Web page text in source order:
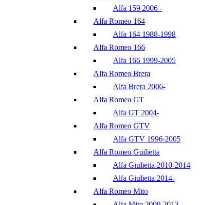
Alfa 159 2006 -
Alfa Romeo 164
Alfa 164 1988-1998
Alfa Romeo 166
Alfa 166 1999-2005
Alfa Romeo Brera
Alfa Brera 2006-
Alfa Romeo GT
Alfa GT 2004-
Alfa Romeo GTV
Alfa GTV 1996-2005
Alfa Romeo Guilietta
Alfa Giulietta 2010-2014
Alfa Giulietta 2014-
Alfa Romeo Mito